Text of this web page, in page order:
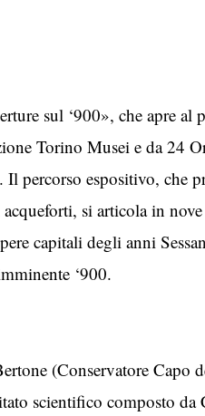
sul ‘900», che apre
Torino Musei e da 24
espositivo, che
acqueforti, si articola in
capitali degli anni
‘900.
(Conservatore Capo
scientifico composto